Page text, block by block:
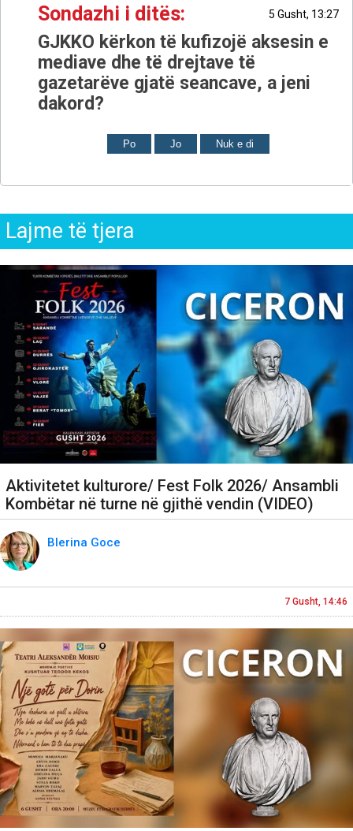
Sondazhi i ditës: 5 Gusht, 13:27
GJKKO kërkon të kufizojë aksesin e
mediave dhe të drejtave të
gazetarëve gjatë seancave, a jeni
dakord?
Po Jo Nuk e di
Lajme të tjera
Aktivitetet kulturore/ Fest Folk 2026/ Ansambli
Kombëtar në turne në gjithë vendin (VIDEO)
Blerina Goce
7 Gusht, 14:46